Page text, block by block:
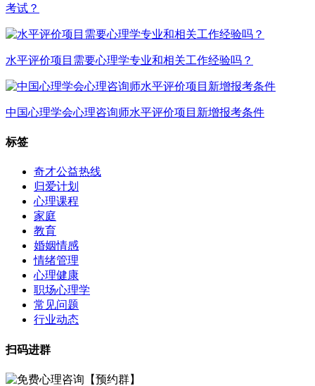
考试？
水平评价项目需要心理学专业和相关工作经验吗？
中国心理学会心理咨询师水平评价项目新增报考条件
标签
奇才公益热线
归爱计划
心理课程
家庭
教育
婚姻情感
情绪管理
心理健康
职场心理学
常见问题
行业动态
扫码进群